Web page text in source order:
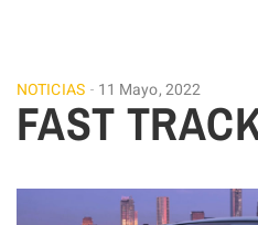
NOTICIAS 11 Mayo, 2022
FAST